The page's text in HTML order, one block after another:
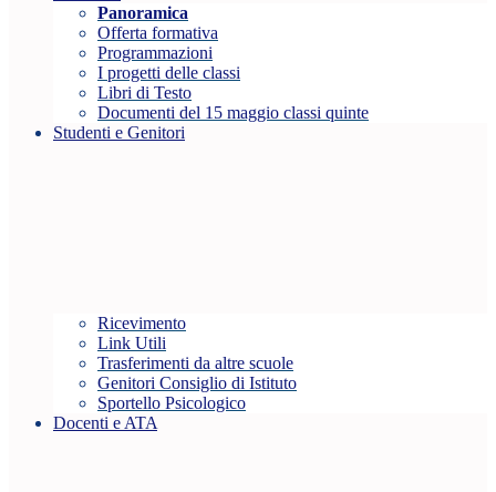
Panoramica
Offerta formativa
Programmazioni
I progetti delle classi
Libri di Testo
Documenti del 15 maggio classi quinte
Studenti e Genitori
Ricevimento
Link Utili
Trasferimenti da altre scuole
Genitori Consiglio di Istituto
Sportello Psicologico
Docenti e ATA